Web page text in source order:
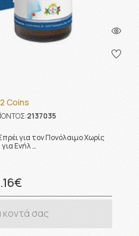
Coins
2137035
για τον Πονόλαιμο Χωρίς
Ενήλ …
σας